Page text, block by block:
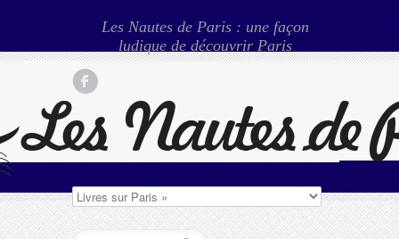
Les Nautes de Paris : une façon
ludique de découvrir Paris